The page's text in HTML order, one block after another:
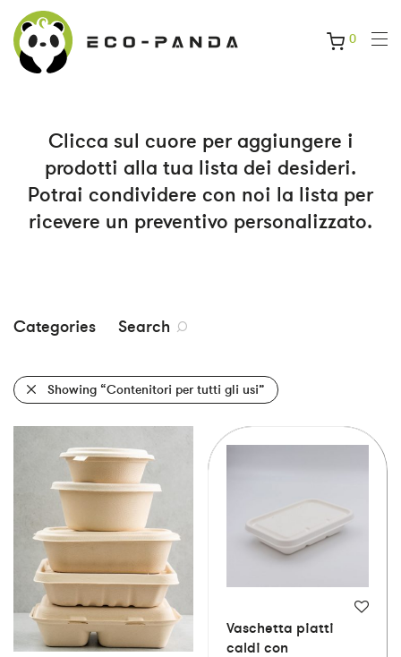
0
Clicca sul cuore per aggiungere i
prodotti alla tua lista dei desideri.
Potrai condividere con noi la lista per
ricevere un preventivo personalizzato.
Categories Search
Showing “Contenitori per tutti gli usi”
Vaschetta piatti
caldi con